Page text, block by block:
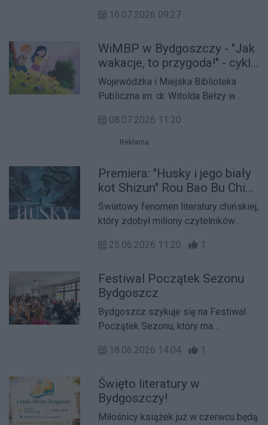
przez ilustratorów literatury dla dzieci
Książki.
16.07.2026 09:27
WiMBP w Bydgoszczy - "Jak
wakacje, to przygoda!" - cykl
zajęć wakacyjnych
Wojewódzka i Miejska Biblioteka
Publiczna im. dr. Witolda Bełzy w
cykl zajęć edukacyjnych, literackich i
plastycznych przeznaczonych dla
przygoda!".
08.07.2026 11:20
Reklama
Premiera: "Husky i jego biały
kot Shizun" Rou Bao Bu Chi
Rou
Światowy fenomen literatury chińskiej,
który zdobył miliony czytelników
emocjonalnej historii o odkupieniu i
25.06.2026 11:20 1
Festiwal Początek Sezonu
Bydgoszcz
Bydgoszcz szykuje się na Festiwal
Początek Sezonu, który ma
w mieście. Organizatorzy zapowiadają
przyciągnąć mieszkańców i gości
oraz zachęcić do wspólnego
świętowania.
18.06.2026 14:04 1
Święto literatury w
Bydgoszczy!
Miłośnicy książek już w czerwcu będą